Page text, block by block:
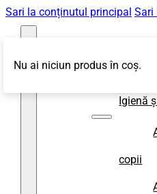
Sari la conținutul principal Sari
Igienă
copii
Nu ai niciun produs în coș.